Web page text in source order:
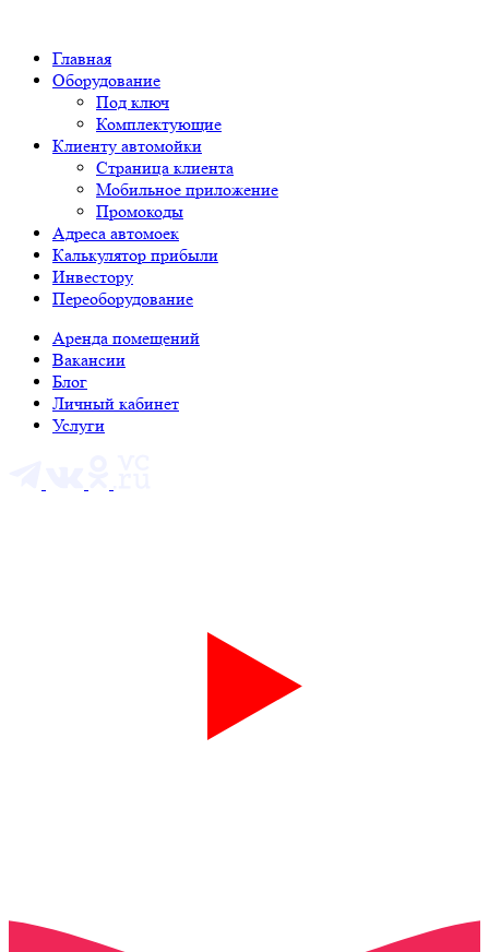
Главная
Оборудование
Под ключ
Комплектующие
Клиенту автомойки
Страница клиента
Мобильное приложение
Промокоды
Адреса автомоек
Калькулятор прибыли
Инвестору
Переоборудование
Аренда помещений
Вакансии
Блог
Личный кабинет
Услуги